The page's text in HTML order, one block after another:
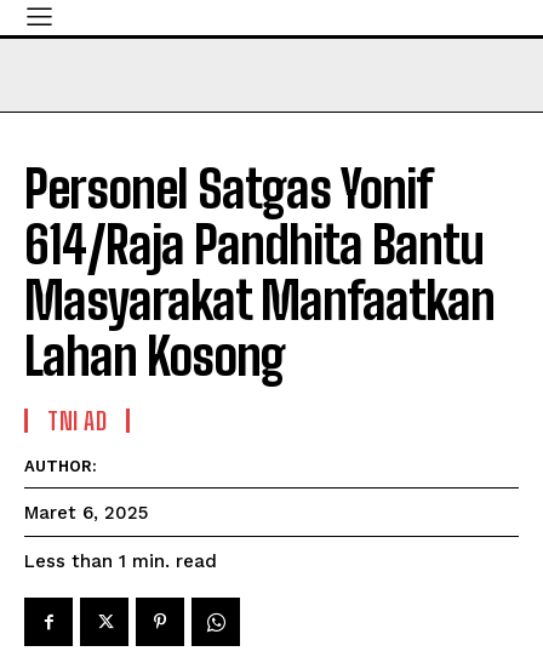
Personel Satgas Yonif
614/Raja Pandhita Bantu
Masyarakat Manfaatkan
Lahan Kosong
TNI AD
AUTHOR:
Maret 6, 2025
Less than 1 min. read